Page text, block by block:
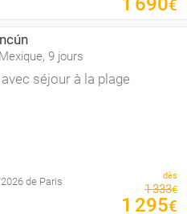
€
9 jours
séjour à la plage
de Paris dès
1333€
1 295€